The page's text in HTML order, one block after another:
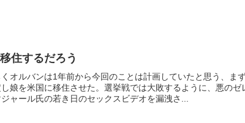
住するだろう
オルバンは1年前から今回のことは計画していたと思う、ま
娘を米国に移住させた。選挙戦では大敗するように、悪のゼ
ャール氏の若き日のセックスビデオを漏洩さ...